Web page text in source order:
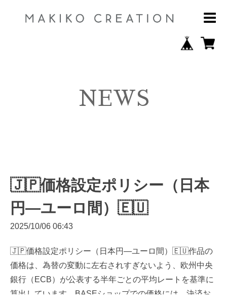
NEWS
🇯🇵価格設定ポリシー（日本
円―ユーロ間）🇪🇺
2025/10/06 06:43
🇯🇵価格設定ポリシー（日本円―ユーロ間）🇪🇺作品の
価格は、為替の変動に左右されすぎないよう、欧州中央
銀行（ECB）が公表する半年ごとの平均レートを基準に
算出しています。BASEショップでの価格には、決済お